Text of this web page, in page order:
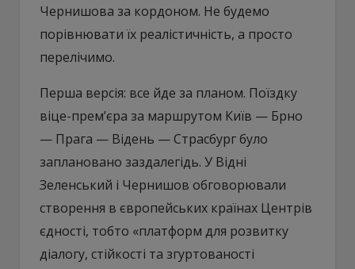
Чернишова за кордоном. Не будемо
порівнювати їх реалістичність, а просто
перелічимо.
Перша версія: все йде за планом. Поїздку
віце-прем’єра за маршрутом Київ — Брно
— Прага — Відень — Страсбург було
заплановано заздалегідь. У Відні
Зеленський і Чернишов обговорювали
створення в європейських країнах Центрів
єдності, тобто «платформ для розвитку
діалогу, стійкості та згуртованості